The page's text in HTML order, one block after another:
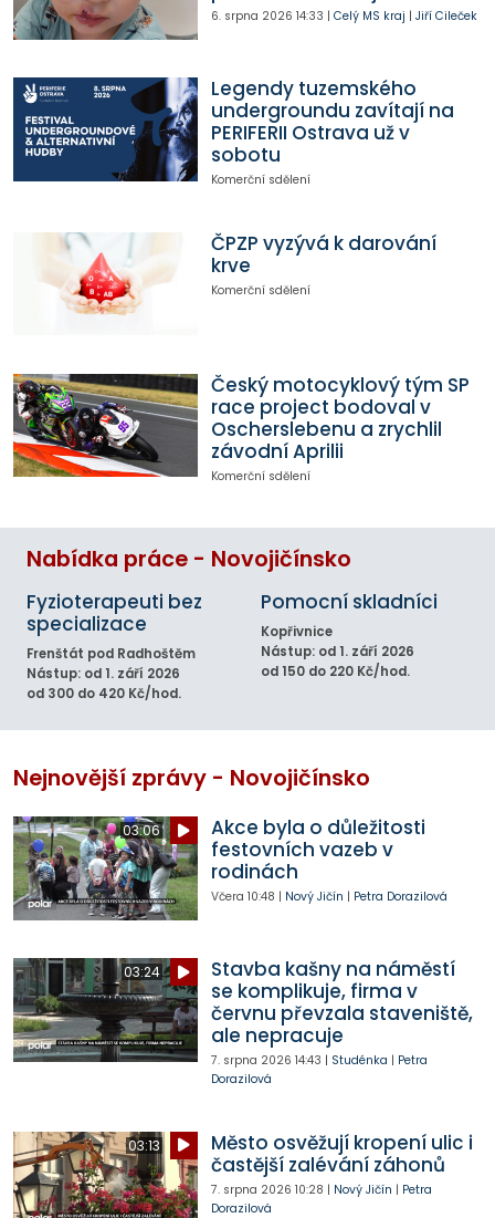
6. srpna 2026 14:33 | Celý MS kraj | Jiří Cileček
Legendy tuzemského
undergroundu zavítají na
PERIFERII Ostrava už v
sobotu
Komerční sdělení
ČPZP vyzývá k darování
krve
Komerční sdělení
Český motocyklový tým SP
race project bodoval v
Oscherslebenu a zrychlil
závodní Aprilii
Komerční sdělení
Nabídka práce - Novojičínsko
Fyzioterapeuti bez
specializace
Frenštát pod Radhoštěm
Nástup: od 1. září 2026
od 300 do 420 Kč/hod.
Pomocní skladníci
Kopřivnice
Nástup: od 1. září 2026
od 150 do 220 Kč/hod.
Nejnovější zprávy - Novojičínsko
03:06
Akce byla o důležitosti
festovních vazeb v
rodinách
Včera 10:48 | Nový Jičín | Petra Dorazilová
03:24
Stavba kašny na náměstí
se komplikuje, firma v
červnu převzala staveniště,
ale nepracuje
7. srpna 2026 14:43 | Studénka | Petra
Dorazilová
03:13
Město osvěžují kropení ulic i
častější zalévání záhonů
7. srpna 2026 10:28 | Nový Jičín | Petra
Dorazilová